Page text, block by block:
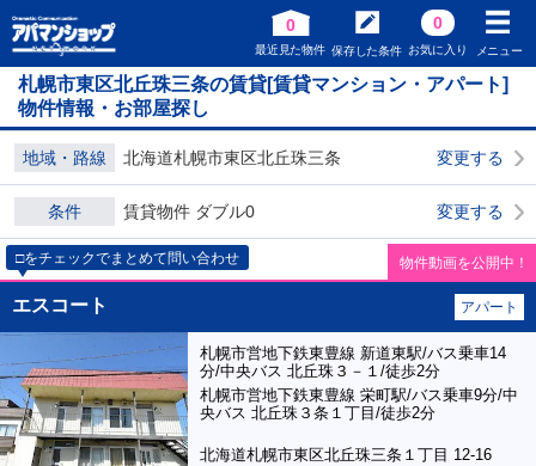
0
最近見た物件 保存した条件
0
お気に入り メニュー
札幌市東区北丘珠三条の賃貸[賃貸マンション・アパート]
物件情報・お部屋探し
地域・路線 北海道札幌市東区北丘珠三条 変更する
条件 賃貸物件 ダブル0 変更する
□をチェックでまとめて問い合わせ 物件動画を公開中！
エスコート アパート
札幌市営地下鉄東豊線 新道東駅/バス乗車14
分/中央バス 北丘珠３－１/徒歩2分
札幌市営地下鉄東豊線 栄町駅/バス乗車9分/中
央バス 北丘珠３条１丁目/徒歩2分
北海道札幌市東区北丘珠三条１丁目 12-16